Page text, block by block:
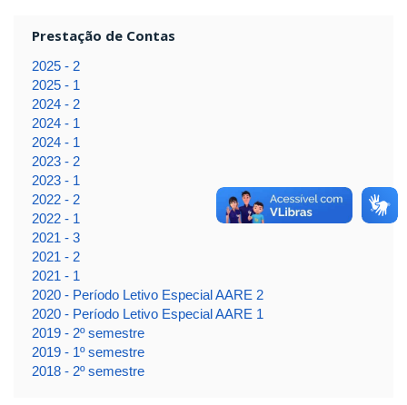
Prestação de Contas
2025 - 2
2025 - 1
2024 - 2
2024 - 1
2024 - 1
2023 - 2
2023 - 1
2022 - 2
2022 - 1
2021 - 3
2021 - 2
2021 - 1
2020 - Período Letivo Especial AARE 2
2020 - Período Letivo Especial AARE 1
2019 - 2º semestre
2019 - 1º semestre
2018 - 2º semestre